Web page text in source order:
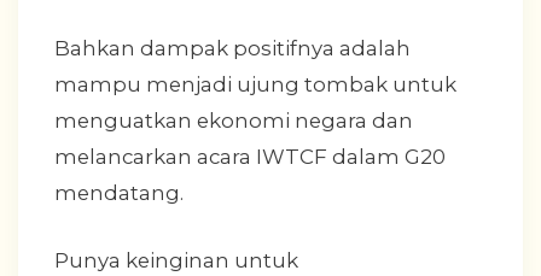
Bahkan dampak positifnya adalah
mampu menjadi ujung tombak untuk
menguatkan ekonomi negara dan
melancarkan acara IWTCF dalam G20
mendatang.
Punya keinginan untuk